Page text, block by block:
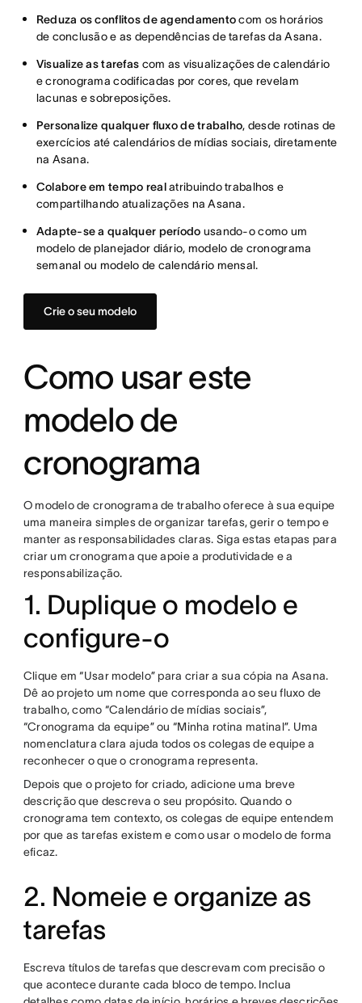
Reduza os conflitos de agendamentocom os horários
de conclusão e as dependências de tarefas da Asana.
Visualize as tarefas com as visualizações de calendário
e cronograma codificadas por cores, que revelam
lacunas e sobreposições.
Personalize qualquer fluxo de trabalho, desde rotinas de
exercícios até calendários de mídias sociais, diretamente
na Asana.
Colabore em tempo realatribuindo trabalhos e
compartilhando atualizações na Asana.
Adapte-se a qualquer período usando-o como um
modelo de planejador diário, modelo de cronograma
semanal ou modelo de calendário mensal.
Crie o seu modelo
Como usar este
modelo de
cronograma
O modelo de cronograma de trabalho oferece à sua equipe
uma maneira simples de organizar tarefas, gerir o tempo e
manter as responsabilidades claras. Siga estas etapas para
criar um cronograma que apoie a produtividade e a
responsabilização.
1. Duplique o modelo e
configure-o
Clique em “Usar modelo” para criar a sua cópia na Asana.
Dê ao projeto um nome que corresponda ao seu fluxo de
trabalho, como “Calendário de mídias sociais”,
“Cronograma da equipe” ou “Minha rotina matinal”. Uma
nomenclatura clara ajuda todos os colegas de equipe a
reconhecer o que o cronograma representa.
Depois que o projeto for criado, adicione uma breve
descrição que descreva o seu propósito. Quando o
cronograma tem contexto, os colegas de equipe entendem
por que as tarefas existem e como usar o modelo de forma
eficaz.
2. Nomeie e organize as
tarefas
Escreva títulos de tarefas que descrevam com precisão o
que acontece durante cada bloco de tempo. Inclua